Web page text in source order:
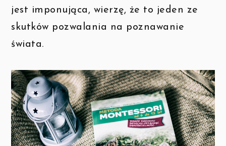
jest imponująca, wierzę, że to jeden ze
skutków pozwalania na poznawanie
świata.